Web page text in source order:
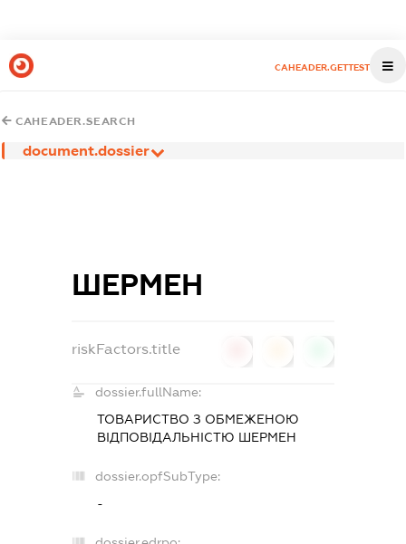
CAHEADER.GETTEST
CAHEADER.SEARCH
document.dossier
ШЕРМЕН
riskFactors.title
dossier.fullName:
ТОВАРИСТВО З ОБМЕЖЕНОЮ
ВІДПОВІДАЛЬНІСТЮ ШЕРМЕН
dossier.opfSubType:
-